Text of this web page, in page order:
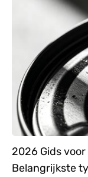
2026 Gids
Belangrijkste